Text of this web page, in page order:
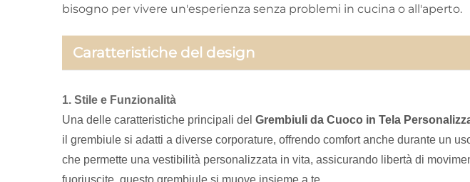
bisogno per vivere un'esperienza senza problemi in cucina o all'aperto.
Caratteristiche del design
1. Stile e Funzionalità
Una delle caratteristiche principali del Grembiuli da Cuoco in Tela
il grembiule si adatti a diverse corporature, offrendo comfort anche durante un
che permette una vestibilità personalizzata in vita, assicurando libertà di